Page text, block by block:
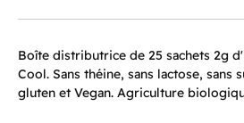
Boîte distributrice de 25 sachets 2g
Cool. Sans théine, sans lactose, sans
gluten et Vegan. Agriculture